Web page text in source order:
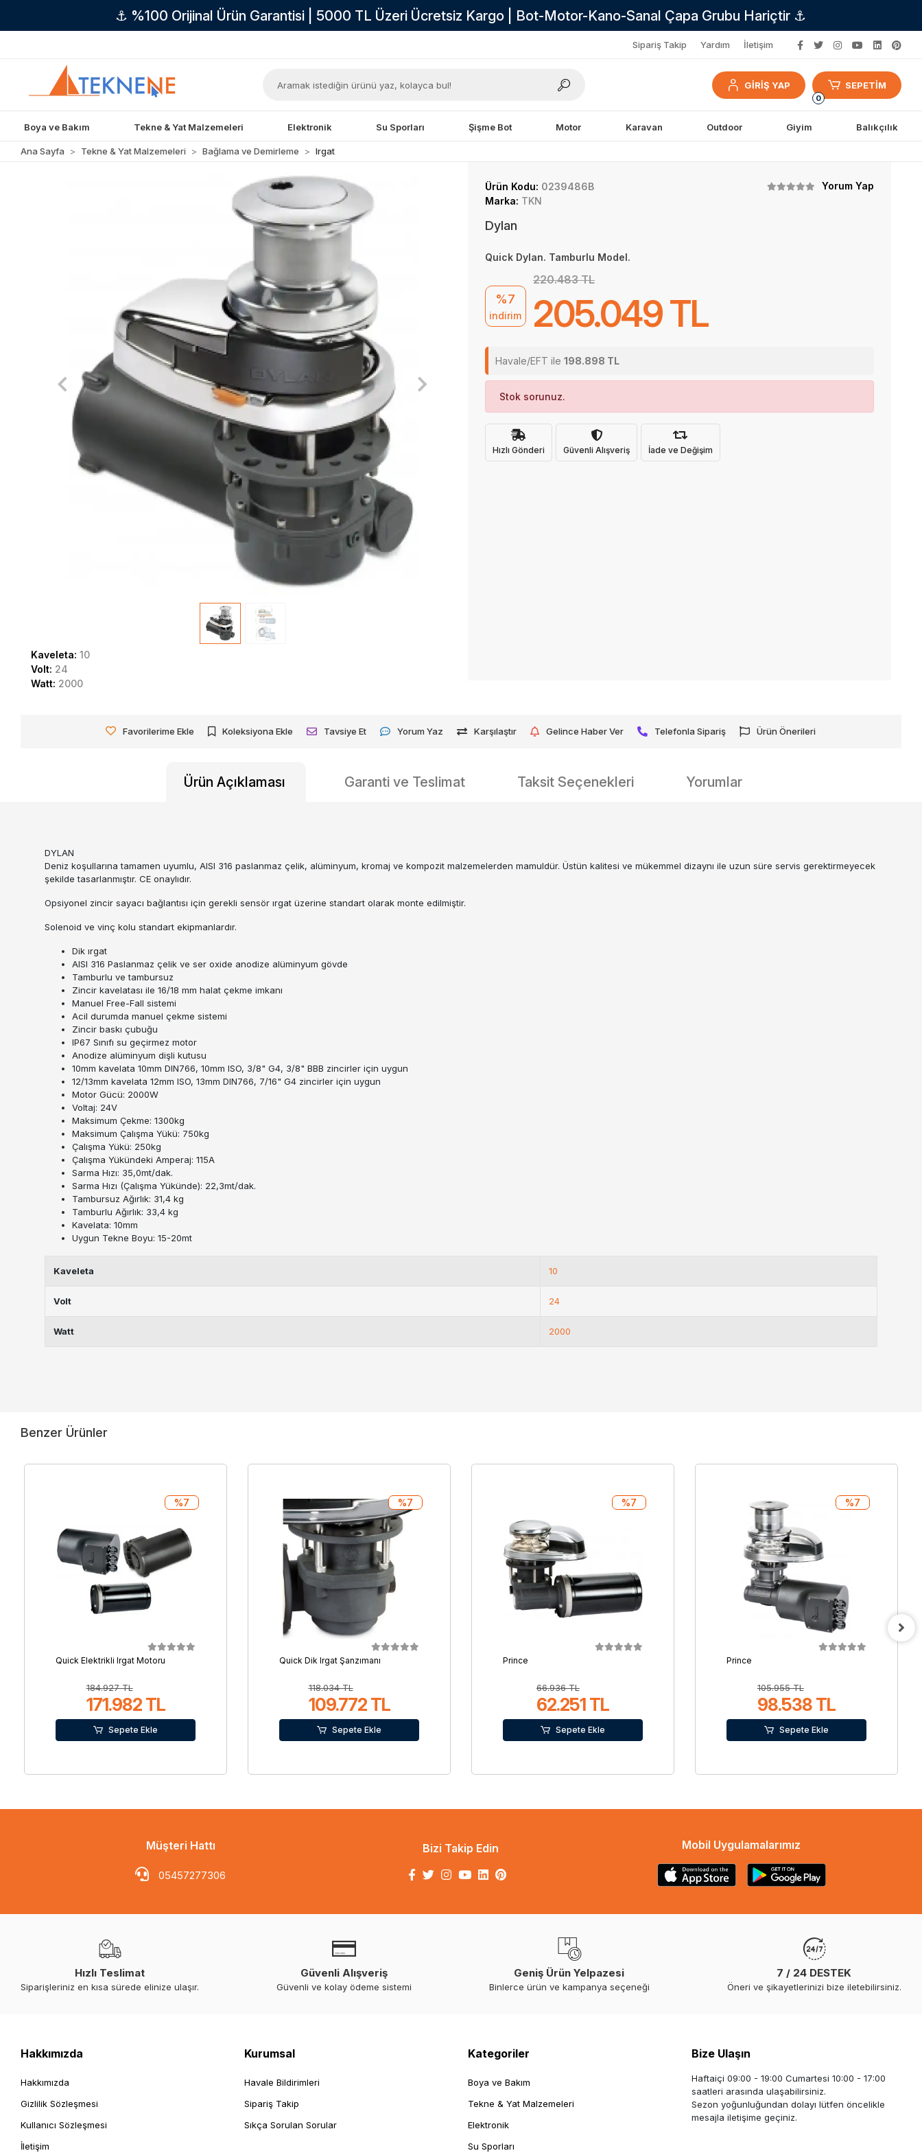
⚓ %100 Orijinal Ürün Garantisi | 5000 TL Üzeri Ücretsiz Kargo | Bot-Motor-Kano-Sanal Çapa Grubu Hariçtir ⚓
Sipariş Takip Yardım İletişim
GİRİŞ YAP
0
SEPETİM
Boya ve Bakım Tekne & Yat Malzemeleri Elektronik Su Sporları Şişme Bot Motor Karavan Outdoor Giyim Balıkçılık
Ana Sayfa Tekne & Yat Malzemeleri Bağlama ve Demirleme Irgat
Kaveleta:10
Volt: 24
Watt: 2000
Ürün Kodu: 0239486B
Yorum Yap
Marka: TKN
Dylan
Quick Dylan. Tamburlu Model.
%7
indirim
220.483 TL
205.049 TL
Havale/EFT ile 198.898 TL
Stok sorunuz.
Hızlı Gönderi Güvenli Alışveriş İade ve Değişim
Favorilerime Ekle Koleksiyona Ekle Tavsiye Et Yorum Yaz Karşılaştır Gelince Haber Ver Telefonla Sipariş Ürün Önerileri
Ürün Açıklaması Garanti ve Teslimat Taksit Seçenekleri Yorumlar
DYLAN
Deniz koşullarına tamamen uyumlu, AISI 316 paslanmaz çelik, alüminyum, kromaj ve kompozit malzemelerden mamuldür. Üstün kalitesi ve mükemmel dizaynı ile uzun süre servis gerektirmeyecek
şekilde tasarlanmıştır. CE onaylıdır.
Opsiyonel zincir sayacı bağlantısı için gerekli sensör ırgat üzerine standart olarak monte edilmiştir.
Solenoid ve vinç kolu standart ekipmanlardır.
Dik ırgat
AISI 316 Paslanmaz çelik ve ser oxide anodize alüminyum gövde
Tamburlu ve tambursuz
Zincir kavelatası ile 16/18 mm halat çekme imkanı
Manuel Free-Fall sistemi
Acil durumda manuel çekme sistemi
Zincir baskı çubuğu
IP67 Sınıfı su geçirmez motor
Anodize alüminyum dişli kutusu
10mm kavelata 10mm DIN766, 10mm ISO, 3/8" G4, 3/8" BBB zincirler için uygun
12/13mm kavelata 12mm ISO, 13mm DIN766, 7/16" G4 zincirler için uygun
Motor Gücü: 2000W
Voltaj: 24V
Maksimum Çekme: 1300kg
Maksimum Çalışma Yükü: 750kg
Çalışma Yükü: 250kg
Çalışma Yükündeki Amperaj: 115A
Sarma Hızı: 35,0mt/dak.
Sarma Hızı (Çalışma Yükünde): 22,3mt/dak.
Tambursuz Ağırlık: 31,4 kg
Tamburlu Ağırlık: 33,4 kg
Kavelata: 10mm
Uygun Tekne Boyu: 15-20mt
Kaveleta 10
Volt 24
Watt 2000
Benzer Ürünler
Quick Elektrikli Irgat Motoru
184.927 TL
171.982 TL
%7
Sepete Ekle
Quick Dik Irgat Şanzımanı
118.034 TL
109.772 TL
%7
Sepete Ekle
Prince
66.936 TL
62.251 TL
%7
Sepete Ekle
Prince
105.955 TL
98.538 TL
%7
Sepete Ekle
Müşteri Hattı
05457277306
Bizi Takip Edin Mobil Uygulamalarımız
Hızlı Teslimat
Siparişleriniz en kısa sürede elinize ulaşır.
Güvenli Alışveriş
Güvenli ve kolay ödeme sistemi
Geniş Ürün Yelpazesi
Binlerce ürün ve kampanya seçeneği
7 / 24 DESTEK
Öneri ve şikayetlerinizi bize iletebilirsiniz.
Hakkımızda
Hakkımızda
Gizlilik Sözleşmesi
Kullanıcı Sözleşmesi
İletişim
Kurumsal
Havale Bildirimleri
Sipariş Takip
Sıkça Sorulan Sorular
Kategoriler
Boya ve Bakım
Tekne & Yat Malzemeleri
Elektronik
Su Sporları
Bize Ulaşın
Haftaiçi 09:00 - 19:00 Cumartesi 10:00 - 17:00
saatleri arasında ulaşabilirsiniz.
Sezon yoğunluğundan dolayı lütfen öncelikle
mesajla iletişime geçiniz.